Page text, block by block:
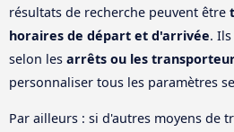
résultats de recherche peuvent être
horaires de départ et d'arrivée.
selon les arrêts ou les
personnaliser tous les paramètres
Par ailleurs : si d'autres moyens de